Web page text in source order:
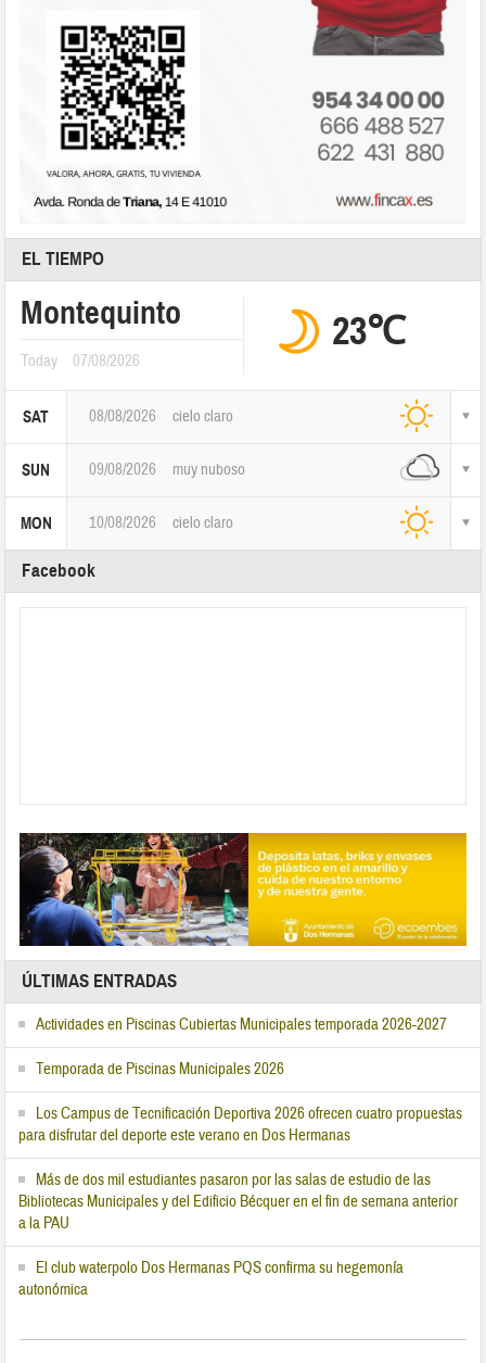
EL TIEMPO
Montequinto
Today 07/08/2026
23℃
SAT 08/08/2026 cielo claro
SUN 09/08/2026 muy nuboso
MON 10/08/2026 cielo claro
Facebook
ÚLTIMAS ENTRADAS
Actividades en Piscinas Cubiertas Municipales temporada 2026-2027
Temporada de Piscinas Municipales 2026
Los Campus de Tecnificación Deportiva 2026 ofrecen cuatro propuestas
para disfrutar del deporte este verano en Dos Hermanas
Más de dos mil estudiantes pasaron por las salas de estudio de las
Bibliotecas Municipales y del Edificio Bécquer en el fin de semana anterior
a la PAU
El club waterpolo Dos Hermanas PQS confirma su hegemonía
autonómica